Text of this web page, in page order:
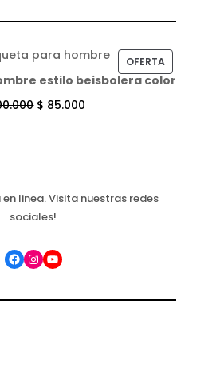
OFERTA
EN
estilo beisbolera color
$ 85.000
linea. Visita nuestras redes
sociales!
Facebook
Instagram
YouTube